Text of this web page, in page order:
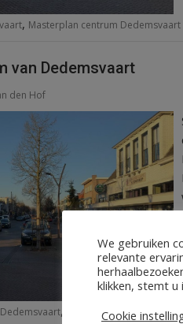
, Masterplan centrum Dedemsvaart
van Dedemsvaart
den Hof
, Plaatselijk Belang
We gebruiken
relevante
klikken, stemt u
Cookie